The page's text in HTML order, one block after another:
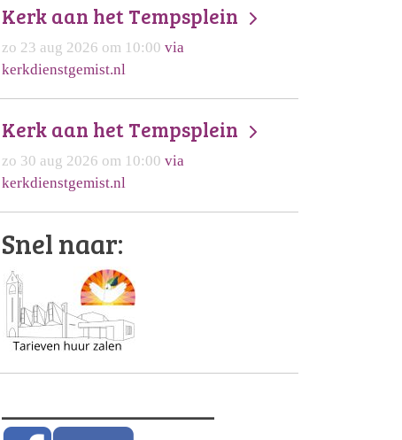
Kerk aan het Tempsplein
zo 23 aug 2026 om 10:00 via
kerkdienstgemist.nl
Kerk aan het Tempsplein
zo 30 aug 2026 om 10:00 via
kerkdienstgemist.nl
Snel naar: